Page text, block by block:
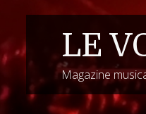
LE
Magazine